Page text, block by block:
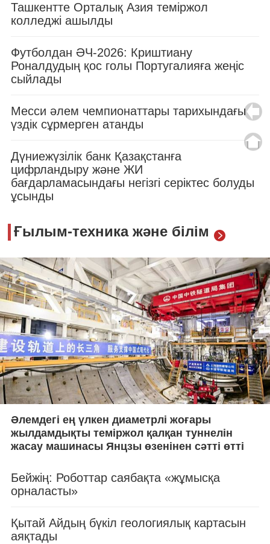
Ташкентте Орталық Азия теміржол
колледжі ашылды
Футболдан ӘЧ-2026: Криштиану
Роналдудың қос голы Португалияға жеңіс
сыйлады
Месси әлем чемпионаттары тарихындағы
үздік сұрмерген атанды
Дүниежүзілік банк Қазақстанға
цифрландыру және ЖИ
бағдарламасындағы негізгі серіктес болуды
ұсынды
Ғылым-техника және білім
Әлемдегі ең үлкен диаметрлі жоғары
жылдамдықты теміржол қалқан туннелін
жасау машинасы Янцзы өзенінен сәтті өтті
Бейжің: Роботтар саябақта «жұмысқа
орналасты»
Қытай Айдың бүкіл геологиялық картасын
аяқтады